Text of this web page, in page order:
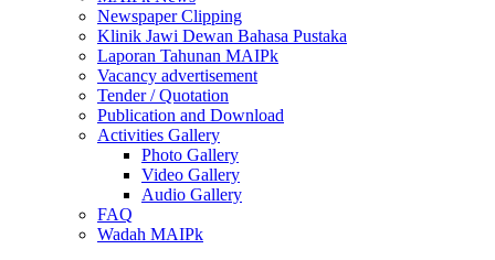
Newspaper Clipping
Klinik Jawi Dewan Bahasa Pustaka
Laporan Tahunan MAIPk
Vacancy advertisement
Tender / Quotation
Publication and Download
Activities Gallery
Photo Gallery
Video Gallery
Audio Gallery
FAQ
Wadah MAIPk